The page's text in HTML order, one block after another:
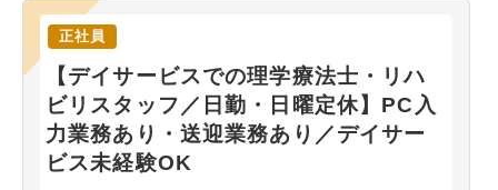
正社員
【デイサービスでの理学療法士・リハ
ビリスタッフ／日勤・日曜定休】PC入
力業務あり・送迎業務あり／デイサー
ビス未経験OK